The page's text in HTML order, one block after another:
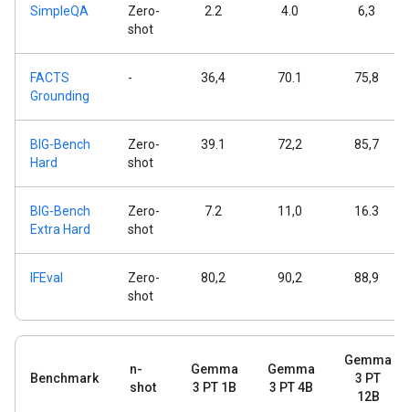
SimpleQA
Zero-
shot
2.2 4.0 6,3
FACTS
Grounding
- 36,4 70.1 75,8
BIG-Bench
Hard
Zero-
shot
39.1 72,2 85,7
BIG-Bench
Extra Hard
Zero-
shot
7.2 11,0 16.3
IFEval
Zero-
shot
80,2 90,2 88,9
Benchmark
n-
shot
Gemma
3 PT 1B
Gemma
3 PT 4B
Gemma
3 PT
12B